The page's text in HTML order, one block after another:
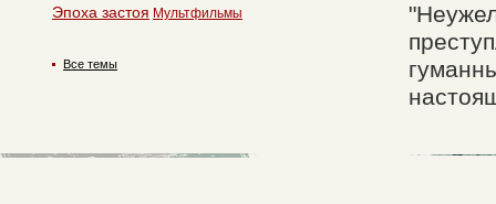
Эпоха застоя Мультфильмы
Все темы